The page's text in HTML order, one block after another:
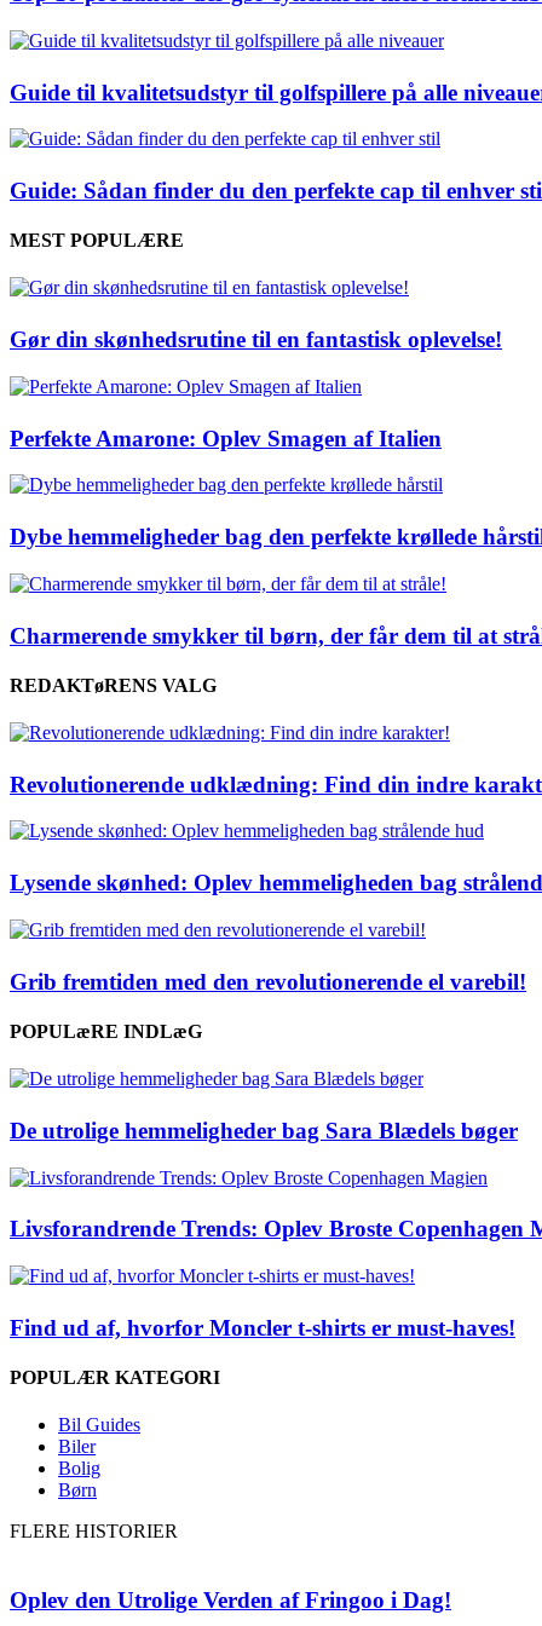
Guide til kvalitetsudstyr til golfspillere på alle
Guide: Sådan finder du den perfekte cap til enhver
MEST POPULÆRE
Gør din skønhedsrutine til en fantastisk oplevelse!
Perfekte Amarone: Oplev Smagen af Italien
Dybe hemmeligheder bag den perfekte krøllede
Charmerende smykker til børn, der får dem til at
REDAKTøRENS VALG
Revolutionerende udklædning: Find din indre
Lysende skønhed: Oplev hemmeligheden bag
Grib fremtiden med den revolutionerende el varebil!
POPULæRE INDLæG
De utrolige hemmeligheder bag Sara Blædels bøger
Livsforandrende Trends: Oplev Broste Copenhagen
Find ud af, hvorfor Moncler t-shirts er must-haves!
POPULÆR KATEGORI
Bil Guides
Biler
Bolig
Børn
FLERE HISTORIER
Oplev den Utrolige Verden af Fringoo i Dag!